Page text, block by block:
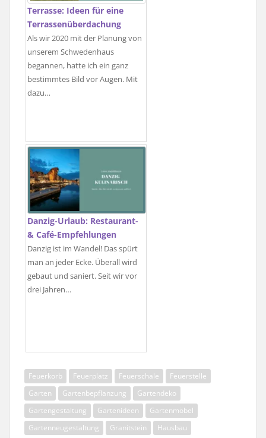
Terrasse: Ideen für eine
Terrassenüberdachung
Als wir 2020 mit der Planung von
unserem Schwedenhaus
begannen, hatte ich ein ganz
bestimmtes Bild vor Augen. Mit
dazu…
Danzig-Urlaub: Restaurant-
& Café-Empfehlungen
Danzig ist im Wandel! Das spürt
man an jeder Ecke. Überall wird
gebaut und saniert. Seit wir vor
drei Jahren…
Feuerkorb Feuerplatz Feuerschale
Feuerstelle
Garten
Gartenbepflanzung
Gartendeko
Gartengestaltung
Gartenideen
Gartenmöbel
Gartenneugestaltung
Granitstein
Hausbau